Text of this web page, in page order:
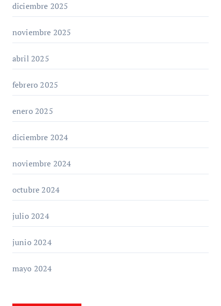
diciembre 2025
noviembre 2025
abril 2025
febrero 2025
enero 2025
diciembre 2024
noviembre 2024
octubre 2024
julio 2024
junio 2024
mayo 2024